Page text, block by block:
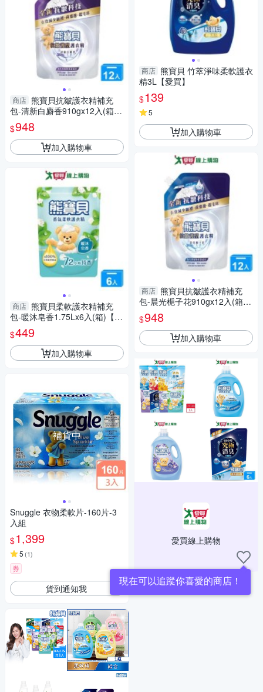
商店 熊寶貝抗皺護衣精補充
包-清新白麝香910gx12入(箱)
【愛買】
$948
加入購物車
商店 熊寶貝柔軟護衣精補充
包-暖沐皂香1.75Lx6入(箱)【愛
買】
$449
加入購物車
補貨中
Snuggle 衣物柔軟片-160片-3
入組
$1,399
5 (1)
券
貨到通知我
商店 熊寶貝 竹萃淨味柔軟護衣
精3L【愛買】
$139
5
加入購物車
商店 熊寶貝抗皺護衣精補充
包-晨光梔子花910gx12入(箱)
【愛買】
$948
加入購物車
愛買線上購物
現在可以追蹤你喜愛的商店！